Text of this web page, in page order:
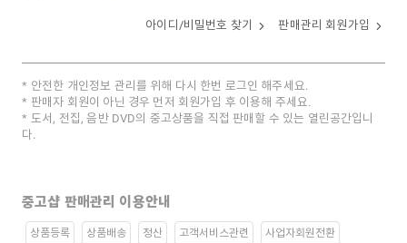
아이디/비밀번호 찾기 판매관리 회원가입
안전한 개인정보 관리를 위해 다시 한번 로그인 해주세요.
판매자 회원이 아닌 경우 먼저 회원가입 후 이용해 주세요.
도서, 전집, 음반 DVD의 중고상품을 직접 판매할 수 있는 열린공간입니
다.
중고샵 판매관리 이용안내
상품등록 상품배송 정산 고객서비스관련 사업자회원전환